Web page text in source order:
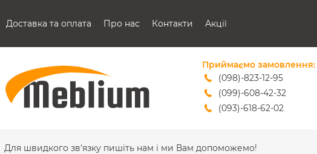
Доставка та оплата Про нас Контакти Акції
Приймаємо замовлення:
(098)-823-12-95
(099)-608-42-32
(093)-618-62-02
sales@meblium.com.ua
Для швидкого зв'язку пишіть нам і ми Вам допоможемо!